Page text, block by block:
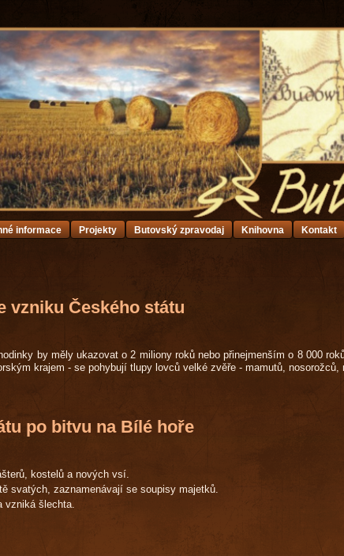
informace Projekty Butovský zpravodaj Knihovna Kontakt
vzniku Českého státu
by měly ukazovat o 2 miliony roků nebo přinejmenším o 8 000
krajem - se pohybují tlupy lovců velké zvěře - mamutů, nosorožců,
po bitvu na Bílé hoře
kostelů a nových vsí.
svatých, zaznamenávají se soupisy majetků.
vzniká šlechta.